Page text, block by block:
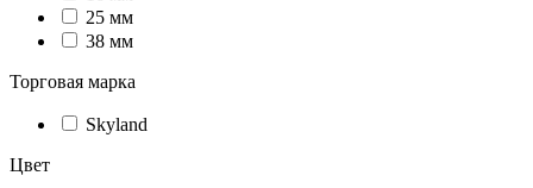
25 мм
38 мм
Торговая марка
Skyland
Цвет